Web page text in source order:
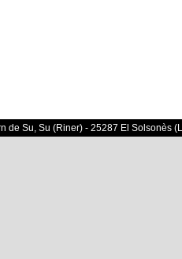
de Su, Su (Riner) - 25287 El Solsonès